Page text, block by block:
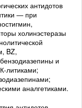
антидотов
— при
холинэстеразы
BZ,
и
литиками;
аналгетиками.